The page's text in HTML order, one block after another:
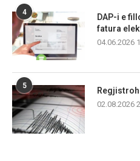
4
DAP-i e
fatura
04.06.2026
5
02.08.2026